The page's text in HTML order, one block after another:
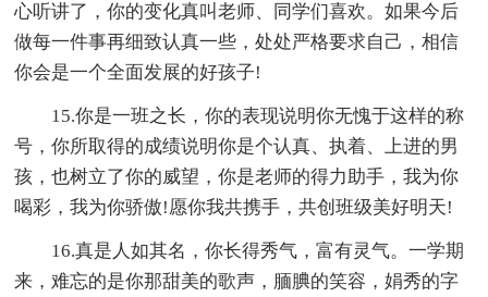
心听讲了，你的变化真叫老师、同学们喜欢。如果今后
做每一件事再细致认真一些，处处严格要求自己，相信
你会是一个全面发展的好孩子!
15.你是一班之长，你的表现说明你无愧于这样的称
号，你所取得的成绩说明你是个认真、执着、上进的男
孩，也树立了你的威望，你是老师的得力助手，我为你
喝彩，我为你骄傲!愿你我共携手，共创班级美好明天!
16.真是人如其名，你长得秀气，富有灵气。一学期
来，难忘的是你那甜美的歌声，腼腆的笑容，娟秀的字